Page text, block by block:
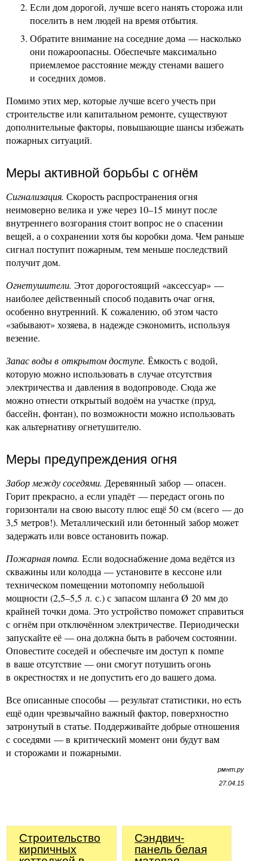
Если дом дорогой, лучше всего нанять сторожа или
поселить в нем людей на время отбытия.
Обратите внимание на соседние дома — насколько
они пожароопасны. Обеспечьте максимально
приемлемое расстояние между стенами вашего
и соседних домов.
Помимо этих мер, которые лучше всего учесть при
строительстве или капитальном ремонте, существуют
дополнительные факторы, повышающие шансы избежать
пожарных ситуаций.
Меры активной борьбы с огнём
Сигнализация. Скорость распространения огня
неимоверно велика и уже через 10–15 минут после
внутреннего возгорания стоит вопрос не о спасении
вещей, а о сохранении хотя бы коробки дома. Чем раньше
сигнал поступит пожарным, тем меньше последствий
получит дом.
Огнетушители. Этот дорогостоящий «аксессуар» —
наиболее действенный способ подавить очаг огня,
особенно внутренний. К сожалению, об этом часто
«забывают» хозяева, в надежде сэкономить, используя
везение.
Запас воды в открытом доступе. Ёмкость с водой,
которую можно использовать в случае отсутствия
электричества и давления в водопроводе. Сюда же
можно отнести открытый водоём на участке (пруд,
бассейн, фонтан), по возможности можно использовать
как альтернативу огнетушителю.
Меры предупреждения огня
Забор между соседями. Деревянный забор — опасен.
Горит прекрасно, а если упадёт — передаст огонь по
горизонтали на свою высоту плюс ещё 50 см (всего — до
3,5 метров!). Металлический или бетонный забор может
задержать или вовсе остановить пожар.
Пожарная помпа. Если водоснабжение дома ведётся из
скважины или колодца — установите в кессоне или
техническом помещении мотопомпу небольшой
мощности (2,5–5,5 л. с.) с запасом шланга Ø 20 мм до
крайней точки дома. Это устройство поможет справиться
с огнём при отключённом электричестве. Периодически
запускайте её — она должна быть в рабочем состоянии.
Оповестите соседей и обеспечьте им доступ к помпе
в ваше отсутствие — они смогут потушить огонь
в окрестностях и не допустить его до вашего дома.
Все описанные способы — результат статистики, но есть
ещё один чрезвычайно важный фактор, поверхностно
затронутый в статье. Поддерживайте добрые отношения
с соседями — в критический момент они будут вам
и сторожами и пожарными.
рмнт.ру
27.04.15
Строительство
кирпичных
Сэндвич-
панель белая